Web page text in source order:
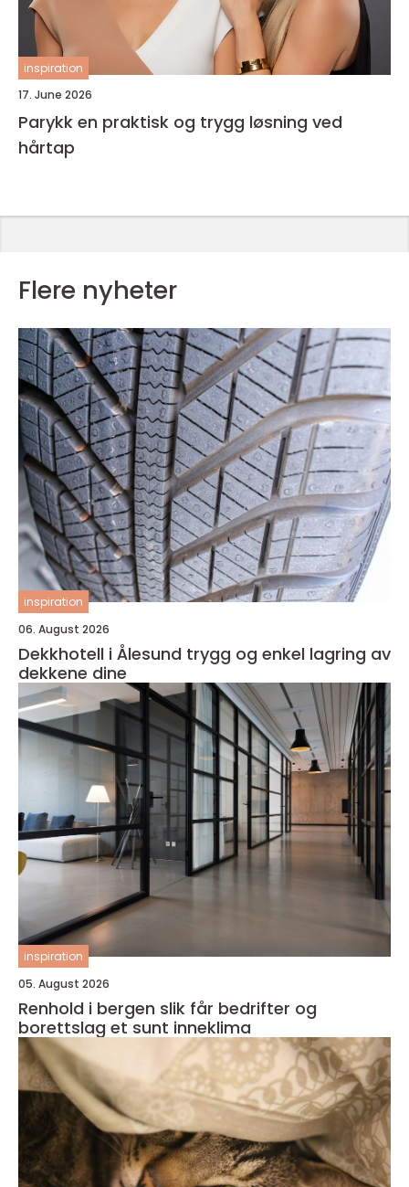
inspiration
17. June 2026
Parykk en praktisk og trygg løsning ved
hårtap
Flere nyheter
inspiration
06. August 2026
Dekkhotell i Ålesund trygg og enkel lagring av
dekkene dine
inspiration
05. August 2026
Renhold i bergen slik får bedrifter og
borettslag et sunt inneklima